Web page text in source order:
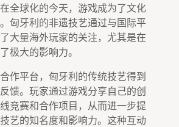
全球化的今天，游戏成为了文化
匈牙利的非遗技艺通过与国际平
大量海外玩家的关注，尤其是在
极大的影响力。
作平台，匈牙利的传统技艺得到
馈。玩家通过游戏分享自己的创
竞赛和合作项目，从而进一步提
艺的知名度和影响力。这种互动